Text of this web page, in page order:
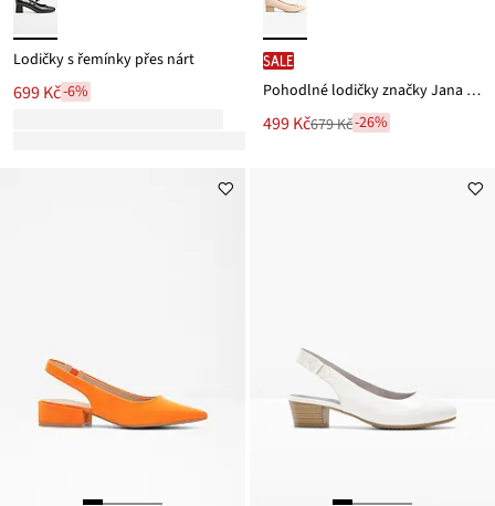
Lodičky s řemínky přes nárt
699 Kč-6%
SALE
Pohodlné lodičky značky Jana s pohodlnou šířkou
Nová
499 Kč
Zlevněno679 Kč-26%